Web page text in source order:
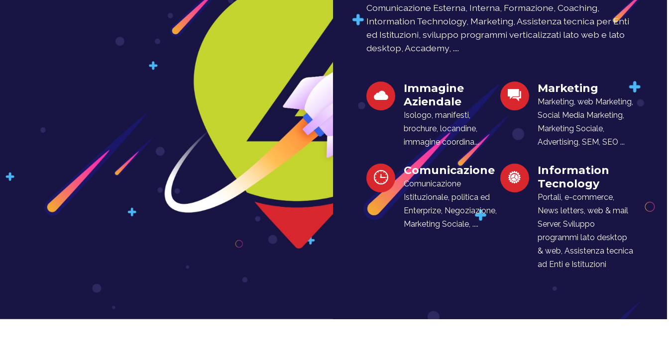
Comunicazione Esterna, Interna, Formazione, Coaching,
Intormation Technology, Marketing, Assistenza tecnica per Enti
ed Istituzioni, sviluppo programmi verticalizzati lato web e lato
desktop, Accademy, ....
Immagine
Aziendale
Isologo, manifesti,
brochure, locandine,
immagine coordina...
Marketing
Marketing, web Marketing,
Social Media Marketing,
Marketing Sociale,
Advertising, SEM, SEO ...
Comunicazione
Comunicazione
Istituzionale, politica ed
Enterprize, Negoziazione,
Marketing Sociale, ....
Information
Tecnology
Portali, e-commerce,
News letters, web & mail
Server, Sviluppo
programmi lato desktop
& web, Assistenza tecnica
ad Enti e Istituzioni